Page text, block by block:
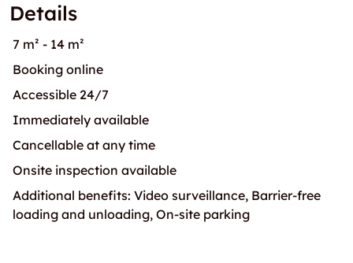
Details
7 m² - 14 m²
Booking online
Accessible 24/7
Immediately available
Cancellable at any time
Onsite inspection available
Additional benefits: Video surveillance, Barrier-free
loading and unloading, On-site parking